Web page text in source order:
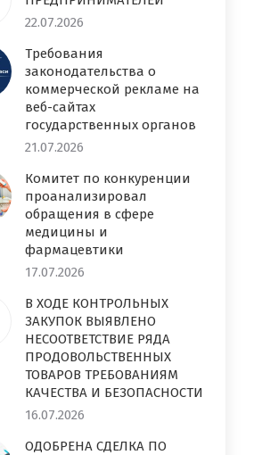
22.07.2026
Требования
законодательства о
коммерческой рекламе на
веб-сайтах
государственных органов
21.07.2026
Комитет по конкуренции
проанализировал
обращения в сфере
медицины и
фармацевтики
17.07.2026
В ХОДЕ КОНТРОЛЬНЫХ
ЗАКУПОК ВЫЯВЛЕНО
НЕСООТВЕТСТВИЕ РЯДА
ПРОДОВОЛЬСТВЕННЫХ
ТОВАРОВ ТРЕБОВАНИЯМ
КАЧЕСТВА И БЕЗОПАСНОСТИ
16.07.2026
ОДОБРЕНА СДЕЛКА ПО